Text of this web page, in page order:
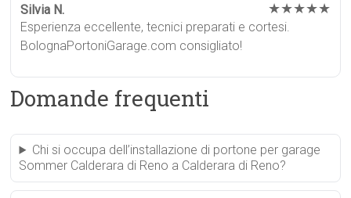
Silvia N. ★★★★★
Esperienza eccellente, tecnici preparati e cortesi.
BolognaPortoniGarage.com consigliato!
Domande frequenti
Chi si occupa dell’installazione di portone per garage
Sommer Calderara di Reno a Calderara di Reno?